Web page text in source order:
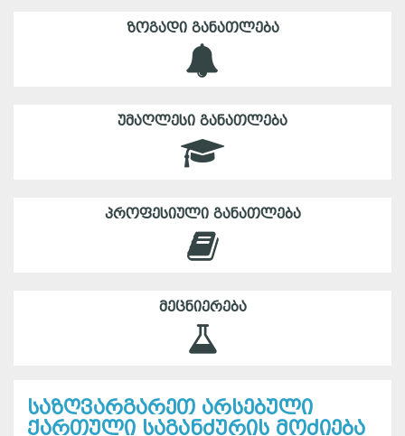
ᲖᲝᲒᲐᲓᲘ ᲒᲐᲜᲐᲗᲚᲔᲑᲐ
ᲣᲛᲐᲦᲚᲔᲡᲘ ᲒᲐᲜᲐᲗᲚᲔᲑᲐ
ᲞᲠᲝᲤᲔᲡᲘᲣᲚᲘ ᲒᲐᲜᲐᲗᲚᲔᲑᲐ
ᲛᲔᲪᲜᲘᲔᲠᲔᲑᲐ
საზღვარგარეთ არსებული
ქართული საგანძურის მოძიება